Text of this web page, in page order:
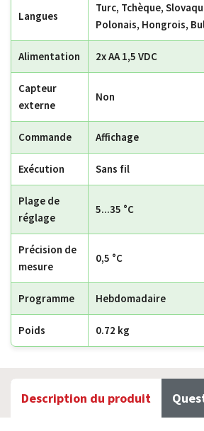
Langues
Turc, Tchèque,
Polonais, Hongrois,
Alimentation 2x AA 1,5 VDC
Capteur
externe
Non
Commande Affichage
Exécution Sans fil
Plage de
réglage
5...35 °C
Précision de
mesure
0,5 °C
Programme Hebdomadaire
Poids 0.72 kg
Description du produit